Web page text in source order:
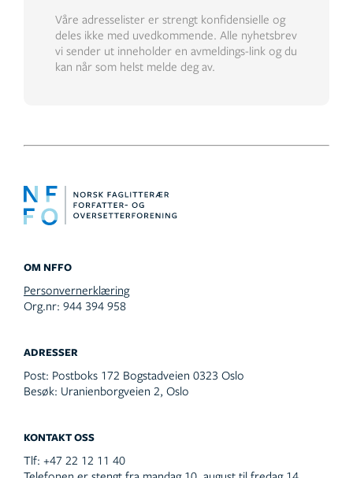
OM NFFO
Personvernerklæring
Org.nr: 944 394 958
ADRESSER
Post: Postboks 172 Bogstadveien 0323 Oslo
Besøk: Uranienborgveien 2, Oslo
KONTAKT OSS
Tlf: +47 22 12 11 40
Våre adresselister er strengt konfidensielle og
deles ikke med uvedkommende. Alle nyhetsbrev
vi sender ut inneholder en avmeldings-link og du
kan når som helst melde deg av.